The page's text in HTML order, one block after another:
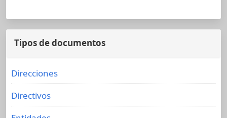
Tipos de documentos
Direcciones
Directivos